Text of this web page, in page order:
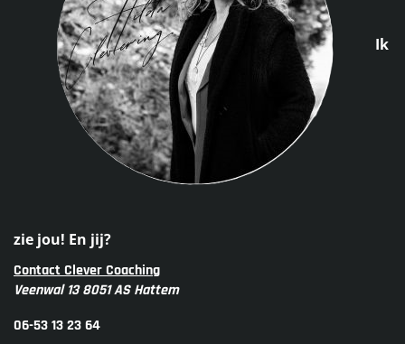
Ik
zie jou! En jij?
Contact Clever Coaching
Veenwal 13 8051 AS Hattem
06-53 13 23 64